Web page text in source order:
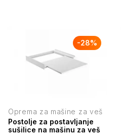
-28%
Oprema za mašine za veš
Postolje za postavljanje
sušilice na mašinu za veš